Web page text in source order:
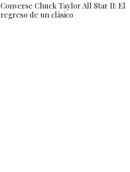
Converse Chuck Taylor All Star II: El
regreso de un clásico